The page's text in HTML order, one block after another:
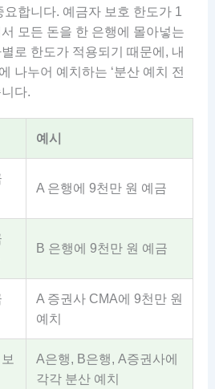
합니다. 예금자 보호 한도가 1
모든 돈을 한 은행에 몰아넣는
로 한도가 적용되기 때문에, 내
나누어 예치하는 ‘분산 예치 전
다.
예시
A 은행에 9천만 원 예금
B 은행에 9천만 원 예금
A 증권사 CMA에 9천만 원
예치
A은행, B은행, A증권사에
각각 분산 예치